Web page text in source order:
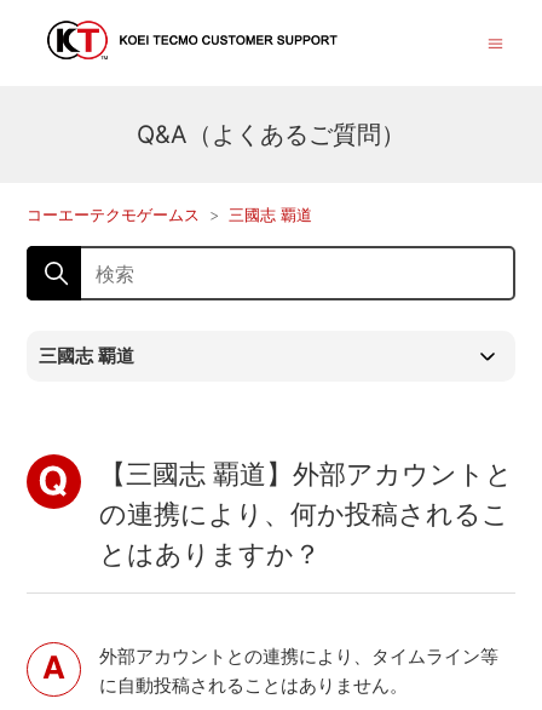
Q&A（よくあるご質問）
コーエーテクモゲームス 三國志 覇道
三國志 覇道
【三國志 覇道】外部アカウントと
の連携により、何か投稿されるこ
とはありますか？
外部アカウントとの連携により、タイムライン等
に自動投稿されることはありません。